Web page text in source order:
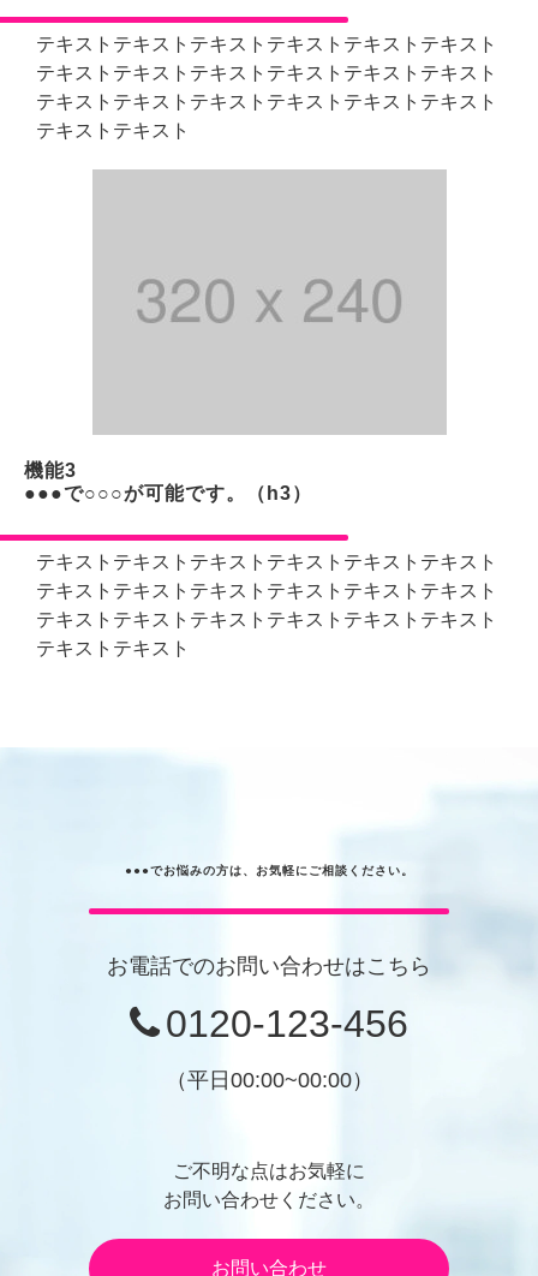
テキストテキストテキストテキストテキストテキスト
テキストテキストテキストテキストテキストテキスト
テキストテキストテキストテキストテキストテキスト
テキストテキスト
機能3
●●●で○○○が可能です。（h3）
テキストテキストテキストテキストテキストテキスト
テキストテキストテキストテキストテキストテキスト
テキストテキストテキストテキストテキストテキスト
テキストテキスト
●●●でお悩みの方は、お気軽にご相談ください。
お電話でのお問い合わせはこちら
0120-123-456
（平日00:00~00:00）
ご不明な点はお気軽に
お問い合わせください。
お問い合わせ